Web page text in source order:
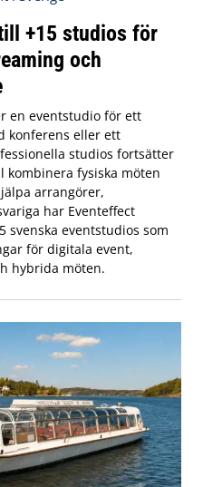
+15 studios för
och
en eventstudio för ett
konferens eller ett
studios fortsätter
kombinera fysiska möten
arrangörer,
har Eventeffect
svenska eventstudios som
för digitala event,
hybrida möten.